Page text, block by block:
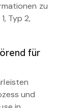
zu
Typ 2,
für
und